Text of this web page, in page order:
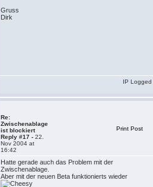
Gruss
Dirk
IP Logged
Re:
Zwischenablage
ist blockiert
Reply #17 - 22.
Nov 2004 at
16:42
Print Post
Hatte gerade auch das Problem mit der
Zwischenablage.
Aber mit der neuen Beta funktionierts wieder